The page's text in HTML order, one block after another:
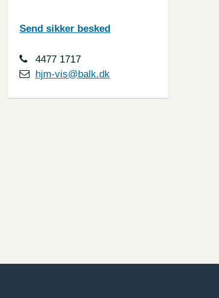
Send sikker besked
4477 1717
hjm-vis@balk.dk